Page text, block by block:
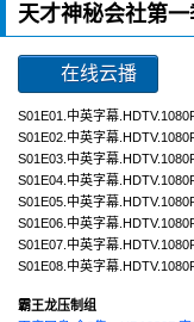
天才神秘会社第
在线云播
S01E01.中英字幕
S01E02.中英字幕
S01E03.中英字幕
S01E04.中英字幕
S01E05.中英字幕
S01E06.中英字幕
S01E07.中英字幕
S01E08.中英字幕
霸王龙压制组